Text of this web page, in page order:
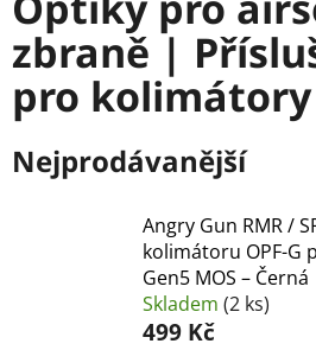
zbraně |
pro
Nejprodávanější
Angry Gun RMR /
kolimátoru OPF-G
Gen5 MOS – Černá
Skladem (2 ks)
499 Kč